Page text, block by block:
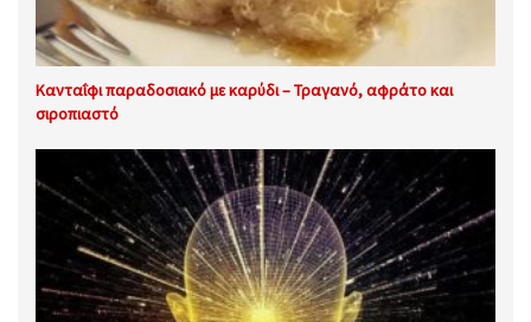
Κανταΐφι παραδοσιακό με καρύδι – Τραγανό, αφράτο και
σιροπιαστό